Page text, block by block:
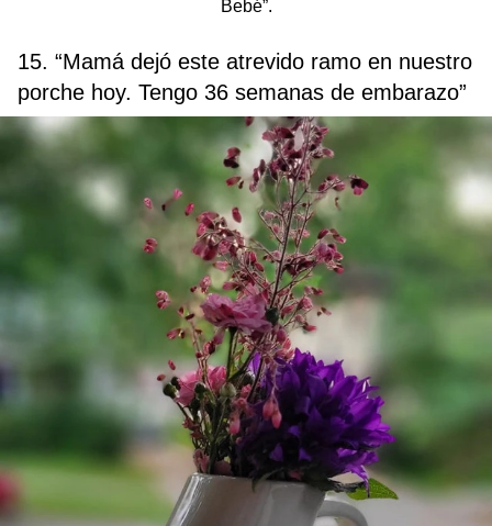
Bebé”.
15. “Mamá dejó este atrevido ramo en nuestro
porche hoy. Tengo 36 semanas de embarazo”